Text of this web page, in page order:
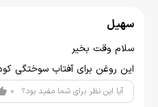
سهیل
سلام وقت بخیر
این روغن برای آفتاب سوختگی
آیا این نظر برای شما مفید بود؟ 0